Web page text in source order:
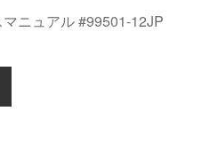
ニュアル #99501-12JP